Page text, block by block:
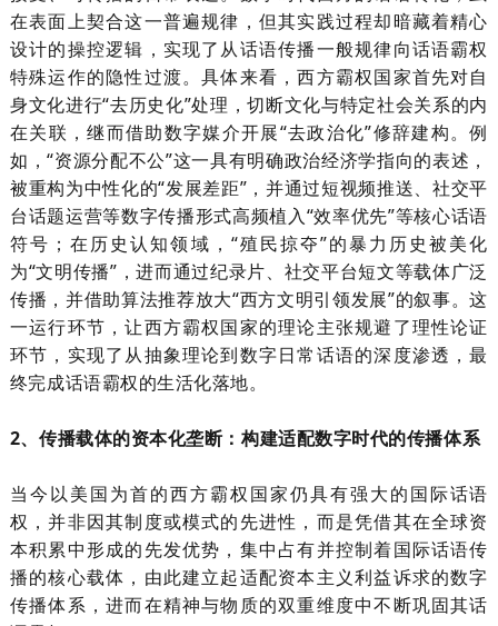
在表面上契合这一普遍规律，但其实践过程却暗藏着精心
设计的操控逻辑，实现了从话语传播一般规律向话语霸权
特殊运作的隐性过渡。具体来看，西方霸权国家首先对自
身文化进行“去历史化”处理，切断文化与特定社会关系的内
在关联，继而借助数字媒介开展“去政治化”修辞建构。例
如，“资源分配不公”这一具有明确政治经济学指向的表述，
被重构为中性化的“发展差距”，并通过短视频推送、社交平
台话题运营等数字传播形式高频植入“效率优先”等核心话语
符号；在历史认知领域，“殖民掠夺”的暴力历史被美化
为“文明传播”，进而通过纪录片、社交平台短文等载体广泛
传播，并借助算法推荐放大“西方文明引领发展”的叙事。这
一运行环节，让西方霸权国家的理论主张规避了理性论证
环节，实现了从抽象理论到数字日常话语的深度渗透，最
终完成话语霸权的生活化落地。
2、传播载体的资本化垄断：构建适配数字时代的传播体系
当今以美国为首的西方霸权国家仍具有强大的国际话语
权，并非因其制度或模式的先进性，而是凭借其在全球资
本积累中形成的先发优势，集中占有并控制着国际话语传
播的核心载体，由此建立起适配资本主义利益诉求的数字
传播体系，进而在精神与物质的双重维度中不断巩固其话